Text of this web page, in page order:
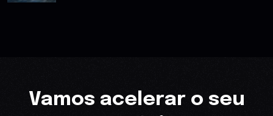
Vamos acelerar o seu